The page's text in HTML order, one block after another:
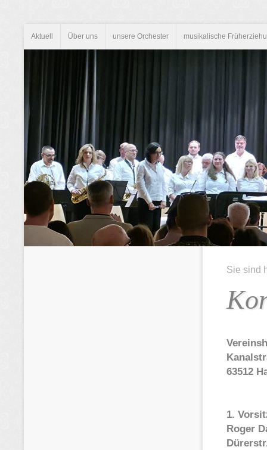
Aktuell Über uns unsere Orchester musikalische
Sie sind
63512
1.
Roger